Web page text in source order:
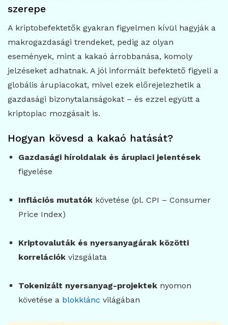
szerepe
A kriptobefektetők gyakran figyelmen kívül hagyják a
makrogazdasági trendeket, pedig az olyan
események, mint a kakaó árrobbanása, komoly
jelzéseket adhatnak. A jól informált befektető figyeli a
globális árupiacokat, mivel ezek előrejelezhetik a
gazdasági bizonytalanságokat – és ezzel együtt a
kriptopiac mozgásait is.
Hogyan kövesd a kakaó hatását?
Gazdasági híroldalak és árupiaci jelentések
figyelése
Inflációs mutatókkövetése (pl. CPI – Consumer
Price Index)
Kriptovaluták és nyersanyagárak közötti
korrelációkvizsgálata
Tokenizált nyersanyag-projekteknyomon
követése a blokklánc világában